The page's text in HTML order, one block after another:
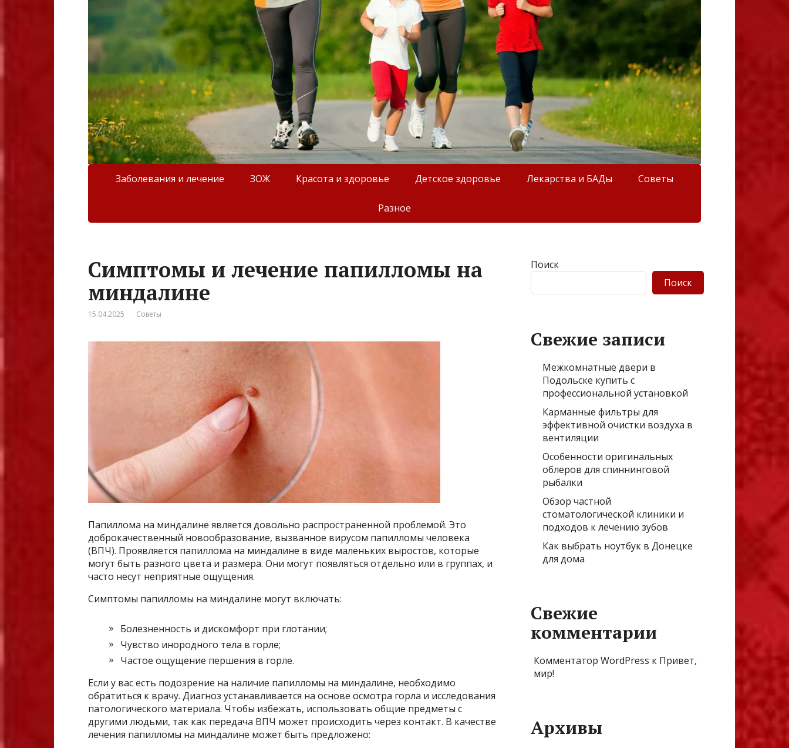
Заболевания и лечение ЗОЖ Красота и здоровье Детское здоровье Лекарства и БАДы Советы
Разное
Симптомы и лечение папилломы на
миндалине
15.04.2025 Советы
Папиллома на миндалине является довольно распространенной проблемой. Это
доброкачественный новообразование, вызванное вирусом папилломы человека
(ВПЧ). Проявляется папиллома на миндалине в виде маленьких выростов, которые
могут быть разного цвета и размера. Они могут появляться отдельно или в группах, и
часто несут неприятные ощущения.
Симптомы папилломы на миндалине могут включать:
Болезненность и дискомфорт при глотании;
Чувство инородного тела в горле;
Частое ощущение першения в горле.
Если у вас есть подозрение на наличие папилломы на миндалине, необходимо
обратиться к врачу. Диагноз устанавливается на основе осмотра горла и исследования
патологического материала. Чтобы избежать, использовать общие предметы с
другими людьми, так как передача ВПЧ может происходить через контакт. В качестве
лечения папилломы на миндалине может быть предложено:
Поиск
Поиск
Свежие записи
Межкомнатные двери в
Подольске купить с
профессиональной установкой
Карманные фильтры для
эффективной очистки воздуха в
вентиляции
Особенности оригинальных
облеров для спиннинговой
рыбалки
Обзор частной
стоматологической клиники и
подходов к лечению зубов
Как выбрать ноутбук в Донецке
для дома
Свежие
комментарии
Комментатор WordPress к Привет,
мир!
Архивы